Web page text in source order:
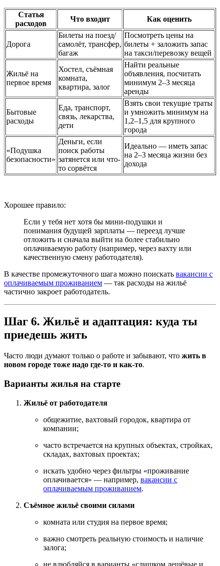
Статья
расходов
Что входит Как оценить
Дорога
Билеты на поезд/
самолёт, трансфер,
багаж
Посмотреть цены на
билеты + заложить запас
на такси/перевозку вещей
Жильё на
первое время
Хостел, съёмная
комната,
квартира, залог
Найти реальные
объявления, посчитать
минимум 2–3 месяца
аренды
Бытовые
расходы
Еда, транспорт,
связь, лекарства,
дети
Взять свои текущие траты
и умножить минимум на
1,2–1,5 для крупного
города
«Подушка
безопасности»
Деньги, если
поиск работы
затянется или что-
то сорвётся
Идеально — иметь запас
на 2–3 месяца жизни без
дохода
Хорошее правило:
Если у тебя нет хотя бы мини-подушки и
понимания будущей зарплаты — переезд лучше
отложить и сначала выйти на более стабильно
оплачиваемую работу (например, через вахту или
качественную смену работодателя).
В качестве промежуточного шага можно поискать вакансии с
оплачиваемым проживанием — так расходы на жильё
частично закроет работодатель.
Шаг 6. Жильё и адаптация: куда ты
приедешь жить
Часто люди думают только о работе и забывают, что жить в
новом городе тоже надо где-то и как-то.
Варианты жилья на старте
Жильё от работодателя
общежитие, вахтовый городок, квартира от
компании;
часто встречается на крупных объектах, стройках,
складах, вахтовых проектах;
искать удобно через фильтры «проживание
оплачивается» — например, вакансии с
оплачиваемым проживанием.
Съёмное жильё своими силами
комната или студия на первое время;
важно смотреть реальную стоимость и наличие
залога;
не влюбляйся в варианты «слишком дешёвые и